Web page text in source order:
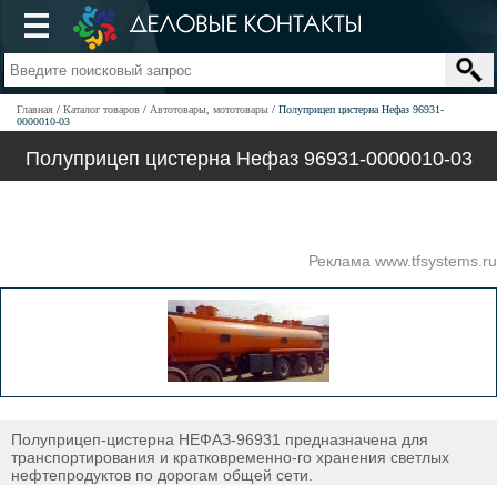
Главная Каталог товаров Автотовары, мототовары
Полуприцеп цистерна Нефаз 96931-
0000010-03
Полуприцеп цистерна Нефаз 96931-0000010-03
Реклама www.tfsystems.ru
Полуприцеп-цистерна НЕФАЗ-96931 предназначена для
транспортирования и кратковременно-го хранения светлых
нефтепродуктов по дорогам общей сети.